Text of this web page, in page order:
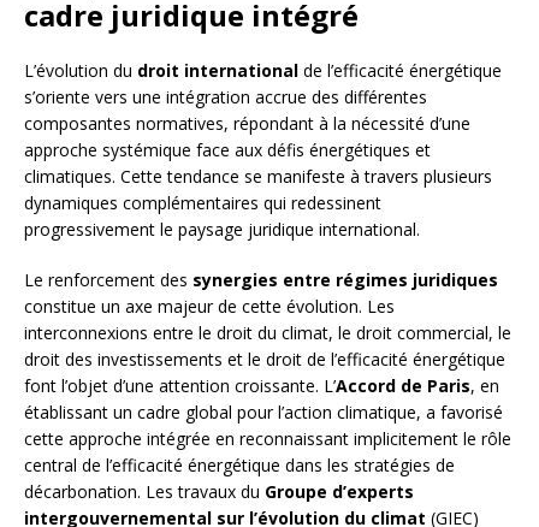
cadre juridique intégré
L’évolution du droit international de l’efficacité énergétique
s’oriente vers une intégration accrue des différentes
composantes normatives, répondant à la nécessité d’une
approche systémique face aux défis énergétiques et
climatiques. Cette tendance se manifeste à travers plusieurs
dynamiques complémentaires qui redessinent
progressivement le paysage juridique international.
Le renforcement des synergies entre régimes juridiques
constitue un axe majeur de cette évolution. Les
interconnexions entre le droit du climat, le droit commercial, le
droit des investissements et le droit de l’efficacité énergétique
font l’objet d’une attention croissante. L’Accord de Paris, en
établissant un cadre global pour l’action climatique, a favorisé
cette approche intégrée en reconnaissant implicitement le rôle
central de l’efficacité énergétique dans les stratégies de
décarbonation. Les travaux du Groupe d’experts
intergouvernemental sur l’évolution du climat (GIEC)